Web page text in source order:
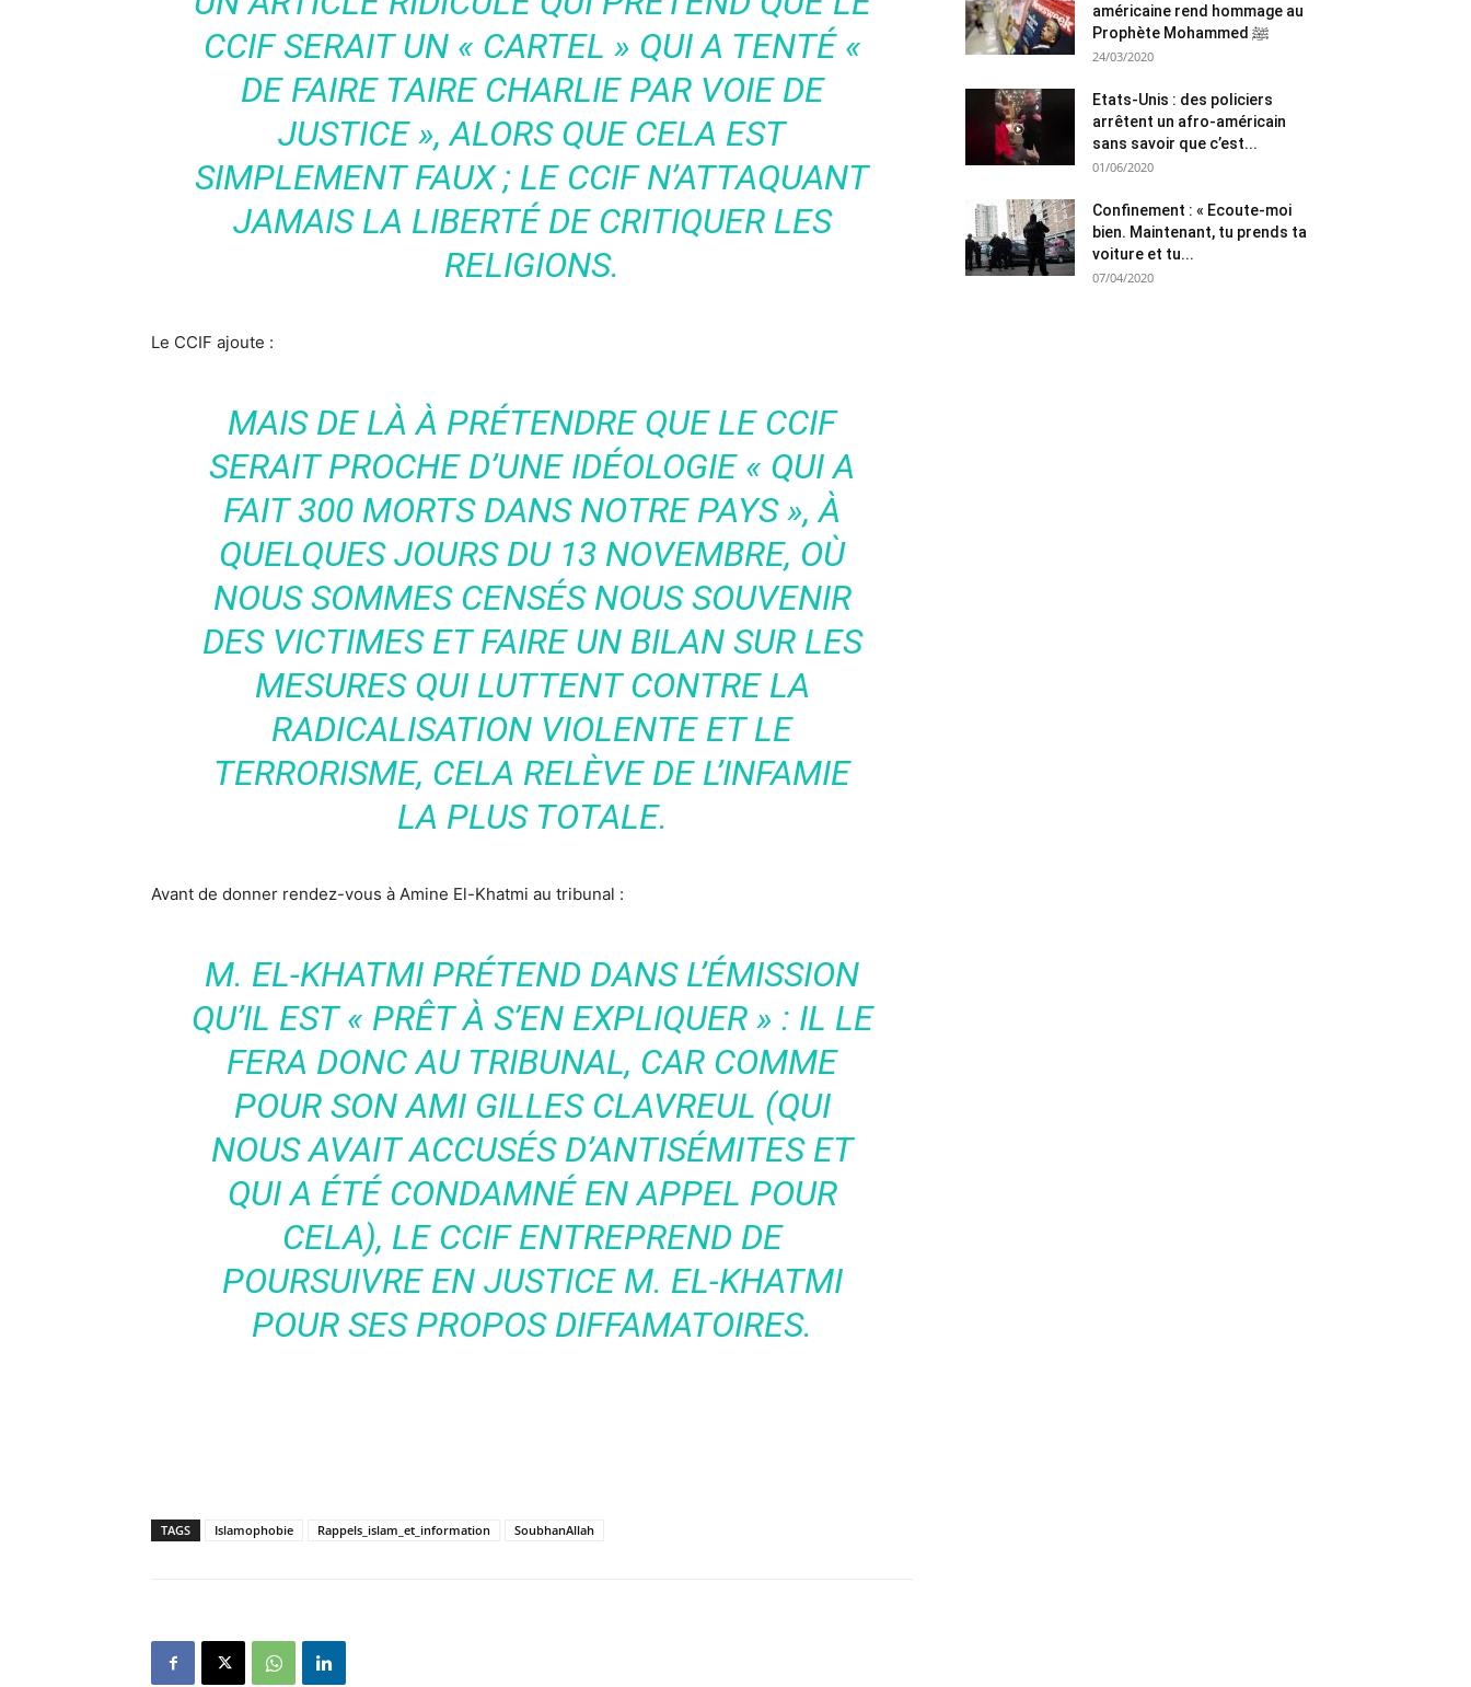
CCIF SERAIT UN « CARTEL » QUI A TENTÉ «
DE FAIRE TAIRE CHARLIE PAR VOIE DE
JUSTICE », ALORS QUE CELA EST
SIMPLEMENT FAUX ; LE CCIF N’ATTAQUANT
JAMAIS LA LIBERTÉ DE CRITIQUER LES
RELIGIONS.
Le CCIF ajoute :
MAIS DE LÀ À PRÉTENDRE QUE LE CCIF
SERAIT PROCHE D’UNE IDÉOLOGIE « QUI A
FAIT 300 MORTS DANS NOTRE PAYS », À
QUELQUES JOURS DU 13 NOVEMBRE, OÙ
NOUS SOMMES CENSÉS NOUS SOUVENIR
DES VICTIMES ET FAIRE UN BILAN SUR LES
MESURES QUI LUTTENT CONTRE LA
RADICALISATION VIOLENTE ET LE
TERRORISME, CELA RELÈVE DE L’INFAMIE
LA PLUS TOTALE.
Avant de donner rendez-vous à Amine El-Khatmi au tribunal :
M. EL-KHATMI PRÉTEND DANS L’ÉMISSION
QU’IL EST « PRÊT À S’EN EXPLIQUER » : IL LE
FERA DONC AU TRIBUNAL, CAR COMME
POUR SON AMI GILLES CLAVREUL (QUI
NOUS AVAIT ACCUSÉS D’ANTISÉMITES ET
QUI A ÉTÉ CONDAMNÉ EN APPEL POUR
CELA), LE CCIF ENTREPREND DE
POURSUIVRE EN JUSTICE M. EL-KHATMI
POUR SES PROPOS DIFFAMATOIRES.
TAGS Islamophobie Rappels_islam_et_information SoubhanAllah
américaine rend hommage au
Prophète Mohammed ﷺ
24/03/2020
Etats-Unis : des policiers
arrêtent un afro-américain
sans savoir que c’est...
01/06/2020
Confinement : « Ecoute-moi
bien. Maintenant, tu prends ta
voiture et tu...
07/04/2020